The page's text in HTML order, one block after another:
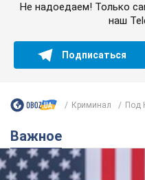
Не надоедаем! Только
наш
Подписаться
Криминал Под
Важное